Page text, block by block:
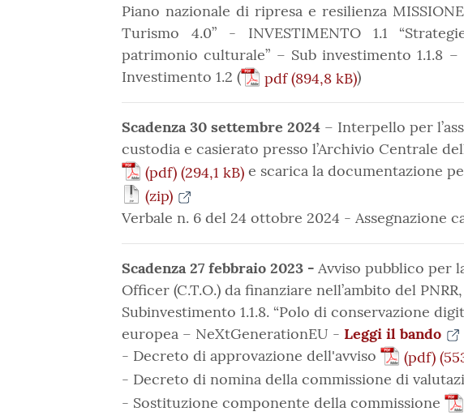
Piano nazionale di ripresa e resilienza
Turismo 4.0” - INVESTIMENTO 1.1
patrimonio culturale” – Sub investimento 1.1.8
Investimento 1.2 (
pdf )
Scadenza 30 settembre 2024 – Interpello per
custodia e casierato presso l’Archivio Centrale
(pdf)
e scarica la documentazione
(zip)
Verbale n. 6 del 24 ottobre 2024 - Assegnazione
Scadenza 27 febbraio 2023 -Avviso pubblico per
Officer (C.T.O.) da finanziare nell’ambito del
Subinvestimento 1.1.8. “Polo di conservazione
europea – NeXtGenerationEU - Leggi il bando
- Decreto di approvazione dell'avviso
(pdf)
- Decreto di nomina della commissione di
- Sostituzione componente della commissione